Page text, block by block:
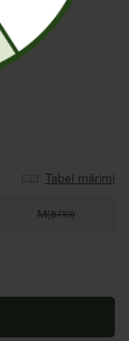
Tabel mărimi
M(8/10)